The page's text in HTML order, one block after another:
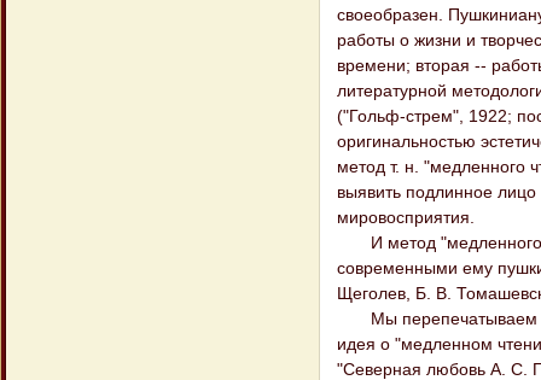
своеобразен.
работы о жизни и
времени; вторая --
литературной
("Гольф-стрем", 1922;
оригинальностью
метод т. н. "медленного
выявить подлинное лицо
мировосприятия.
И метод "медленного
современными ему
Щеголев, Б. В.
Мы перепечатываем
идея о "медленном
"Северная любовь А. С.